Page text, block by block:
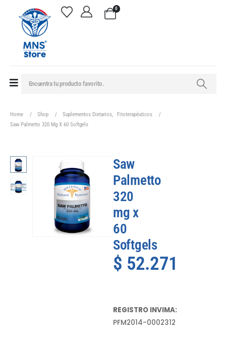
0
Home Shop Suplementos Dietarios,
Fitoterapéuticos
Saw Palmetto 320 Mg X 60 Softgels
Saw
Palmetto
320
mg x
60
Softgels
$ 52.271
REGISTRO INVIMA:
PFM2014-0002312